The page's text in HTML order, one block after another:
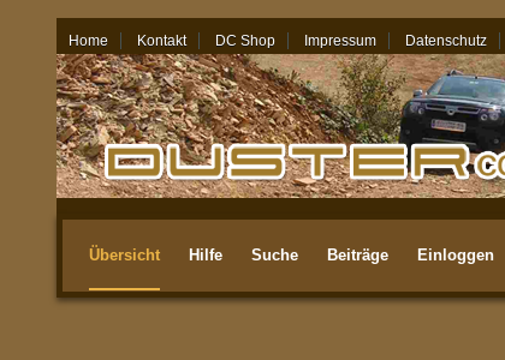
Home Kontakt DC Shop Impressum Datenschutz
06.08.26 - 05:46
Übersicht Hilfe Suche Beiträge Einloggen